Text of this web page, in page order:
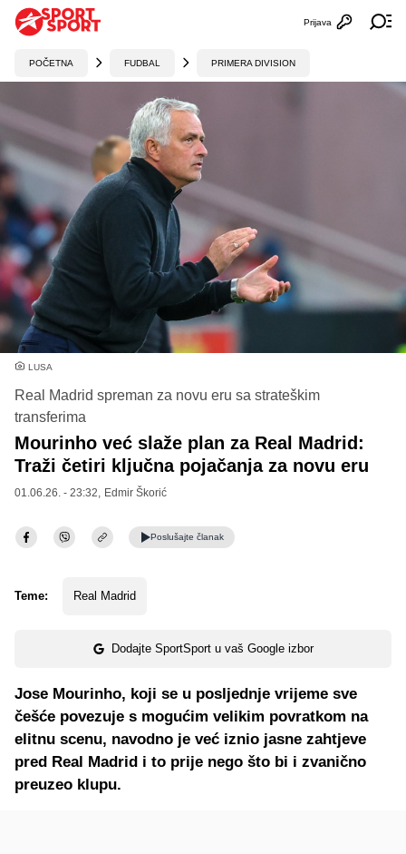
Otvori
Prijava
POČETNA FUDBAL PRIMERA DIVISION
LUSA
Real Madrid spreman za novu eru sa strateškim
transferima
Mourinho već slaže plan za Real Madrid:
Traži četiri ključna pojačanja za novu eru
01.06.26. - 23:32, Edmir Škorić
Poslušajte članak
Teme: Real Madrid
Dodajte SportSport u vaš Google izbor
Jose Mourinho, koji se u posljednje vrijeme sve
češće povezuje s mogućim velikim povratkom na
elitnu scenu, navodno je već iznio jasne zahtjeve
pred Real Madrid i to prije nego što bi i zvanično
preuzeo klupu.